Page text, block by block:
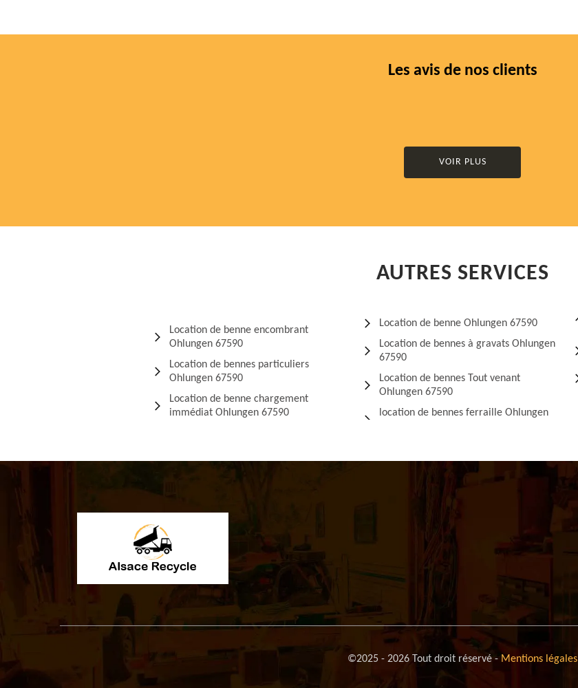
Les avis de nos clients
VOIR PLUS
AUTRES SERVICES
Location de benne encombrant
Ohlungen 67590
Location de bennes particuliers
Ohlungen 67590
Location de benne chargement
immédiat Ohlungen 67590
Location de benne Ohlungen 67590
Location de bennes à gravats Ohlungen
67590
Location de bennes Tout venant
Ohlungen 67590
location de bennes ferraille Ohlungen
©2025 - 2026 Tout droit réservé - Mentions légales